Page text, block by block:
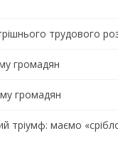
трудового
громадян
громадян
тріумф: маємо